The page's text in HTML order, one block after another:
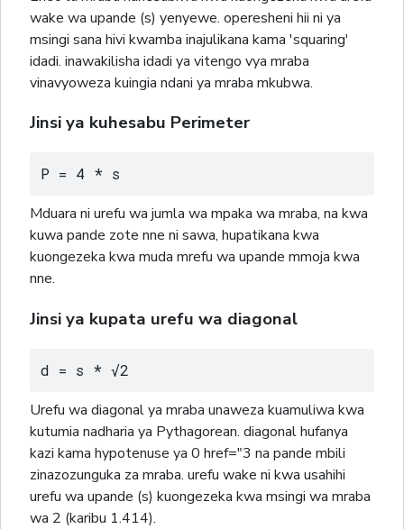
wake wa upande (s) yenyewe. operesheni hii ni ya
msingi sana hivi kwamba inajulikana kama 'squaring'
idadi. inawakilisha idadi ya vitengo vya mraba
vinavyoweza kuingia ndani ya mraba mkubwa.
Jinsi ya kuhesabu Perimeter
P = 4 * s
Mduara ni urefu wa jumla wa mpaka wa mraba, na kwa
kuwa pande zote nne ni sawa, hupatikana kwa
kuongezeka kwa muda mrefu wa upande mmoja kwa
nne.
Jinsi ya kupata urefu wa diagonal
d = s * √2
Urefu wa diagonal ya mraba unaweza kuamuliwa kwa
kutumia nadharia ya Pythagorean. diagonal hufanya
kazi kama hypotenuse ya 0 href="3 na pande mbili
zinazozunguka za mraba. urefu wake ni kwa usahihi
urefu wa upande (s) kuongezeka kwa msingi wa mraba
wa 2 (karibu 1.414).